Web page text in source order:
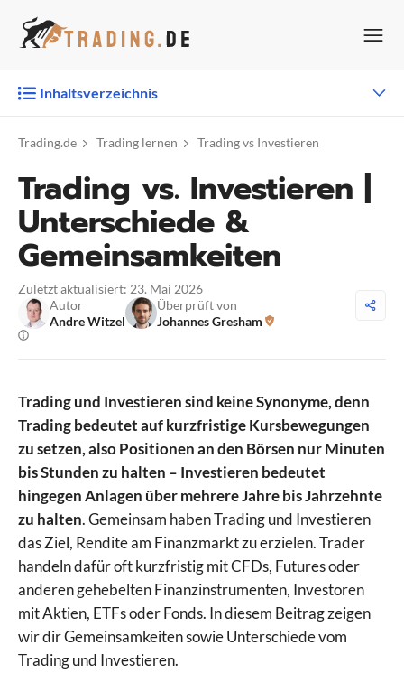
Inhalt
Inhaltsverzeichnis
Trading.de Trading lernen Trading vs Investieren
Trading vs. Investieren |
Unterschiede &
Gemeinsamkeiten
Zuletzt aktualisiert: 23. Mai 2026
Autor
Andre Witzel
Überprüft von
Johannes Gresham
Trading und Investieren sind keine Synonyme, denn
Trading bedeutet auf kurzfristige Kursbewegungen
zu setzen, also Positionen an den Börsen nur Minuten
bis Stunden zu halten – Investieren bedeutet
hingegen Anlagen über mehrere Jahre bis Jahrzehnte
zu halten. Gemeinsam haben Trading und Investieren
das Ziel, Rendite am Finanzmarkt zu erzielen. Trader
handeln dafür oft kurzfristig mit CFDs, Futures oder
anderen gehebelten Finanzinstrumenten, Investoren
mit Aktien, ETFs oder Fonds. In diesem Beitrag zeigen
wir dir Gemeinsamkeiten sowie Unterschiede vom
Trading und Investieren.